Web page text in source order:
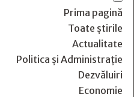
Prima pagină
Toate știrile
Actualitate
Politica și Administrație
Dezvăluiri
Economie